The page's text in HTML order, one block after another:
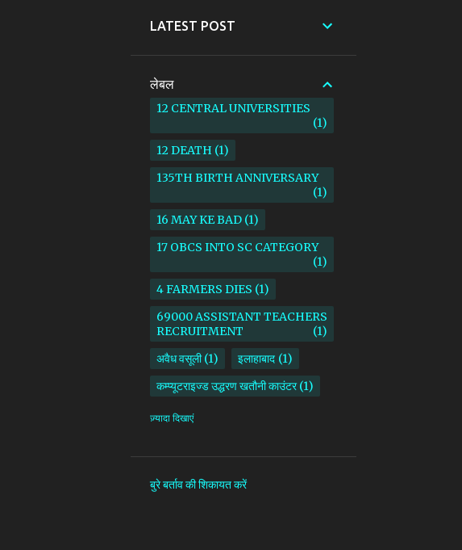
LATEST POST
लेबल
12 CENTRAL UNIVERSITIES
1
12 DEATH 1
135TH BIRTH ANNIVERSARY
1
16 MAY KE BAD 1
17 OBCS INTO SC CATEGORY
1
4 FARMERS DIES 1
69000 ASSISTANT TEACHERS
RECRUITMENT
1
अवैध वसूली 1 इलाहाबाद 1
कम्प्यूटराइज्ड उद्धरण खतौनी काउंटर 1
किसान 1
AAM ADAMI PARTY
ज़्यादा दिखाएं
बुरे बर्ताव की शिकायत करें